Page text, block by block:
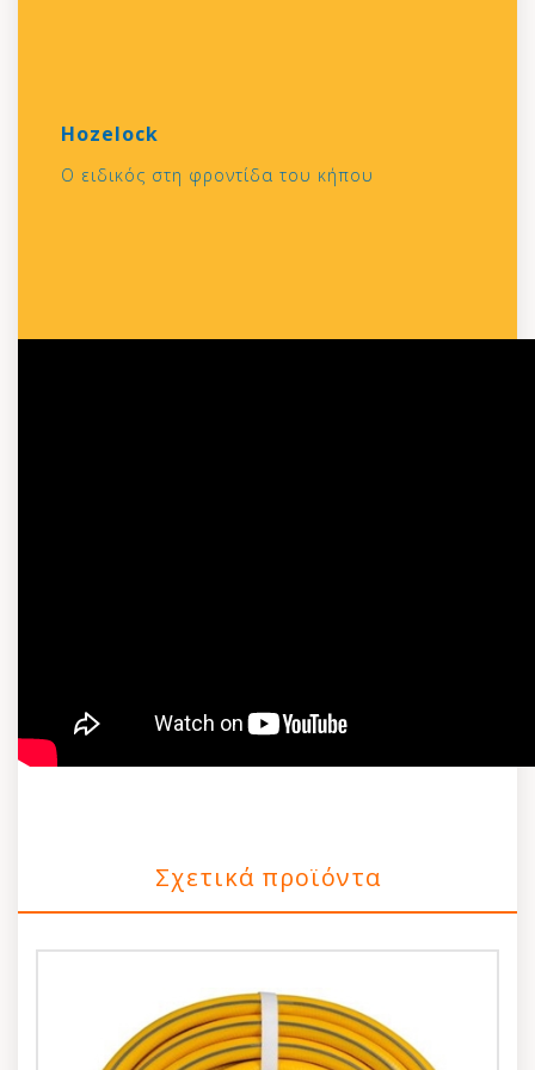
Hozelock
O ειδικός στη φροντίδα του κήπου
Σχετικά προϊόντα